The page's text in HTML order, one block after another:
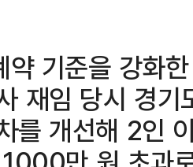
약 기준을 강화
재임 당시 경
를 개선해 2인